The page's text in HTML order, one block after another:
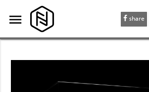
menu
menu share